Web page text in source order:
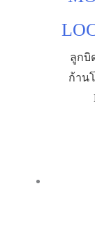
ลูกบิ
ก้าน